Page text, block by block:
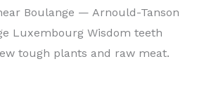
Boulange — Arnould-Tanson
Luxembourg Wisdom teeth
tough plants and raw meat.